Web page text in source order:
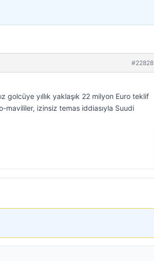
#22828
golcüye yıllık yaklaşık 22 milyon Euro teklif
mavililer, izinsiz temas iddiasıyla Suudi